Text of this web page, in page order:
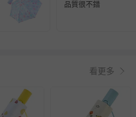
品質很不錯
看更多